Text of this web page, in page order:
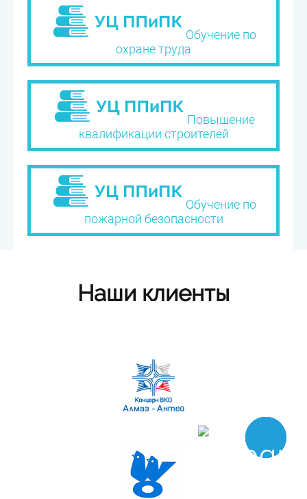
Обучение по
охране труда
Повышение
квалификации строителей
Обучение по
пожарной безопасности
Наши клиенты